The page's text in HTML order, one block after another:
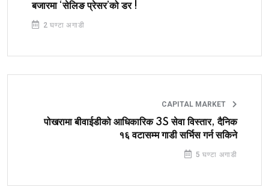
बजारमा ‘सेलिङ प्रेसर’को डर !
2 घण्टा अगाडी
CAPITAL MARKET
पोखरामा बीवाईडीको आधिकारिक 3S सेवा विस्तार, दैनिक
१६ वटासम्म गाडी सर्भिस गर्न सकिने
5 घण्टा अगाडी